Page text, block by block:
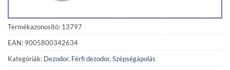
Termékazonosító: 13797
EAN: 9005800342634
Kategóriák: Dezodor, Férfi dezodor, Szépségápolás